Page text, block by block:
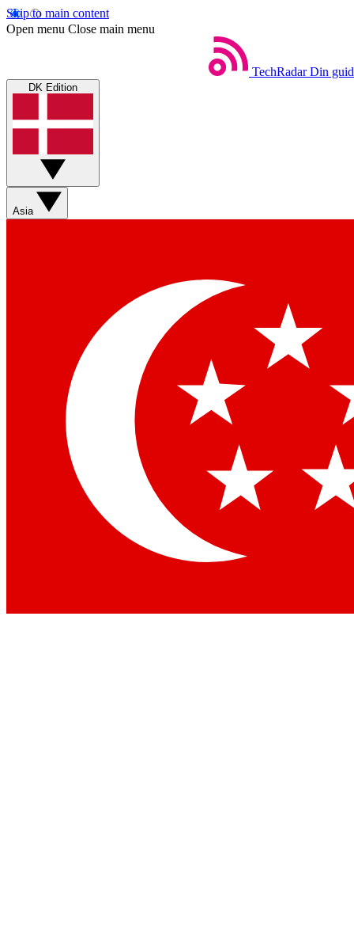
Skip to main content
Open menu Close main menu
TechRadar Din
DK Edition
Asia